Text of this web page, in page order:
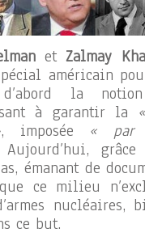
etZalmay
américain
d’abord la
à garantir la
, imposée « par
émanant de
ce milieu
nucléaires,
ce but.